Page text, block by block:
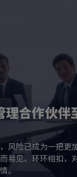
理合作伙伴
风险已成为一把更
易见、环环相扣，
。